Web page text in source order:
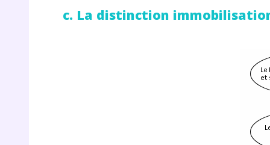
c. La distinction